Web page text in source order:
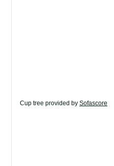
Cup tree provided by Sofascore